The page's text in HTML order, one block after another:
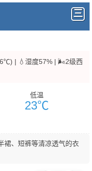
| 💧湿度57% | 🌬️2级西
低温
23℃
裙、短裤等清凉透气的衣